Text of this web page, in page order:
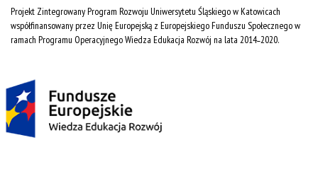
Projekt Zintegrowany Program Rozwoju Uniwersytetu Śląskiego w Katowicach
współfinansowany przez Unię Europejską z Europejskiego Funduszu Społecznego w
ramach Programu Operacyjnego Wiedza Edukacja Rozwój na lata 2014˗2020.